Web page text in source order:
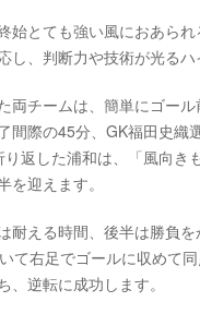
始とても強い風におあら
、判断力や技術が光るハ
両チームは、簡単にゴー
間際の45分、GK福田史
返した浦和は、「風向
迎えます。
耐える時間、後半は勝負
て右足でゴールに収めて
逆転に成功します。